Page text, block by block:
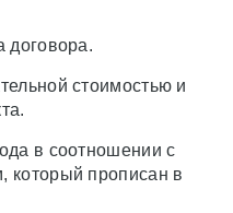
договора.
стоимостью и
в соотношении с
который прописан в